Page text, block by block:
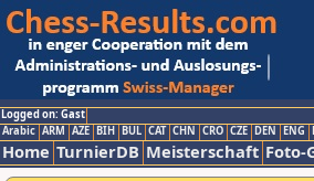
Logged on: Gast
Arabic ARM AZE BIH BUL CAT CHN CRO CZE DEN ENG
Home TurnierDB Meisterschaft Foto-